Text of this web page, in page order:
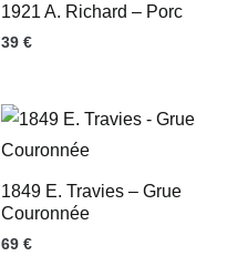
1921 A. Richard – Porc
39 €
1849 E. Travies – Grue
Couronnée
69 €